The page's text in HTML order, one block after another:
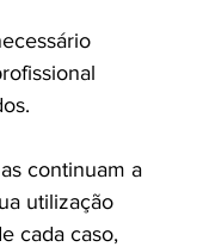
continuam a
utilização
cada caso,